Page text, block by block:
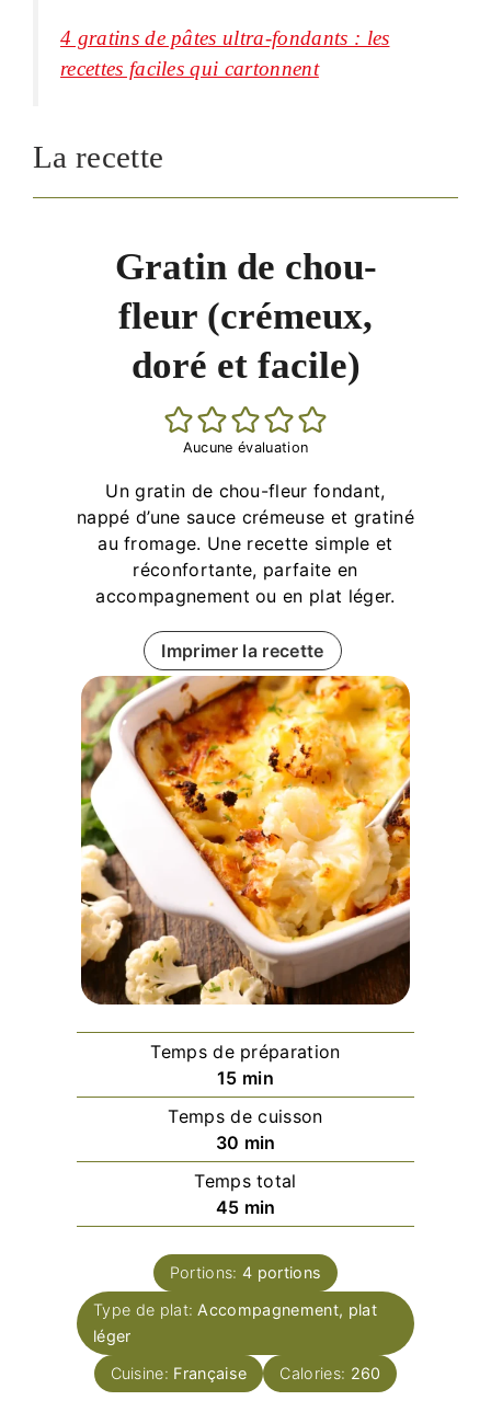
4 gratins de pâtes ultra-fondants : les
recettes faciles qui cartonnent
La recette
Gratin de chou-
fleur (crémeux,
doré et facile)
Aucune évaluation
Un gratin de chou-fleur fondant,
nappé d’une sauce crémeuse et gratiné
au fromage. Une recette simple et
réconfortante, parfaite en
accompagnement ou en plat léger.
Imprimer la recette
Temps de préparation
15minutes
min
Temps de cuisson
30 minutes
min
Temps total
45minutes
min
Portions: 4 portions
Type de plat: Accompagnement, plat
léger
Cuisine: Française Calories: 260